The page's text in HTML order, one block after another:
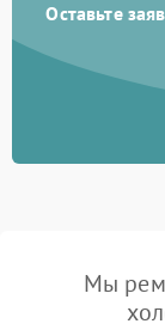
Оставьте
Мы